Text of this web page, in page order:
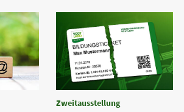
Zweitausstellung